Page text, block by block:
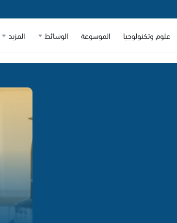
علوم وتكنولوجيا الموسوعة الوسائط المزيد